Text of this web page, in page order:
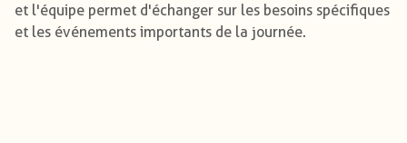
et l'équipe permet d'échanger sur les besoins spécifiques
et les événements importants de la journée.